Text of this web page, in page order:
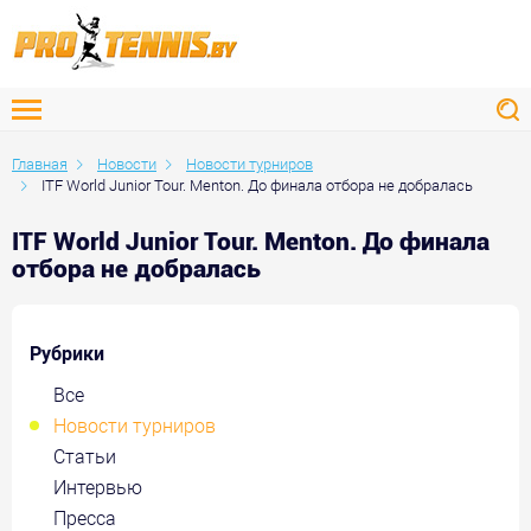
Главная Новости
Новости турниров
ITF World Junior Tour. Menton. До финала отбора не добралась
ITF World Junior Tour. Menton. До финала
отбора не добралась
Рубрики
Все
Новости турниров
Статьи
Интервью
Пресса